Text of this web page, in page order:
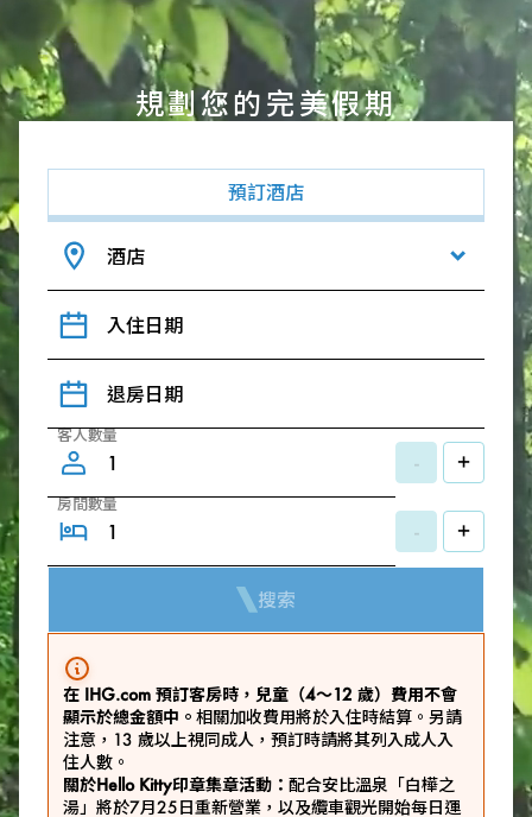
規劃您的完美假期
預訂酒店
酒店
入住日期
退房日期
客人數量
- +
房間數量
- +
搜索
在 IHG.com 預訂客房時，兒童（4～12 歲）費用不會
顯示於總金額中。 相關加收費用將於入住時結算。另請
注意，13 歲以上視同成人，預訂時請將其列入成人入
住人數。
關於Hello Kitty印章集章活動： 配合安比溫泉「白樺之
湯」將於7月25日重新營業，以及纜車觀光開始每日運